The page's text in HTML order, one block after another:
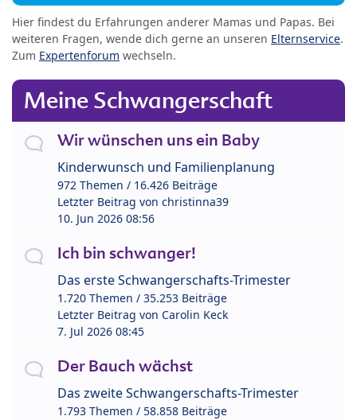
Hier findest du Erfahrungen anderer Mamas und Papas. Bei
weiteren Fragen, wende dich gerne an unseren Elternservice.
Zum Expertenforum wechseln.
Meine Schwangerschaft
Wir wünschen uns ein Baby
Kinderwunsch und Familienplanung
972 Themen / 16.426 Beiträge
Letzter Beitrag von christinna39
10. Jun 2026 08:56
Ich bin schwanger!
Das erste Schwangerschafts-Trimester
1.720 Themen / 35.253 Beiträge
Letzter Beitrag von Carolin Keck
7. Jul 2026 08:45
Der Bauch wächst
Das zweite Schwangerschafts-Trimester
1.793 Themen / 58.858 Beiträge